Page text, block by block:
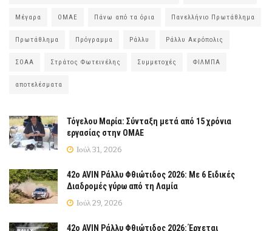
Μέγαρα ΟΜΑΕ Πάνω από τα όρια Πανελλήνιο Πρωτάθλημα
Πρωτάθλημα Πρόγραμμα Ράλλυ Ράλλυ Ακρόπολις
ΣΟΑΑ Στράτος Φωτεινέλης Συμμετοχές ΦΙΛΜΠΑ
αποτελέσματα
Τόγελου Μαρία: Σύνταξη μετά από 15 χρόνια
εργασίας στην ΟΜΑΕ
Ιούλ 31, 2026
42ο AVIN Ράλλυ Φθιώτιδος 2026: Με 6 Ειδικές
Διαδρομές γύρω από τη Λαμία
Ιούλ 29, 2026
42ο AVIN Ράλλυ Φθιώτιδος 2026: Έρχεται